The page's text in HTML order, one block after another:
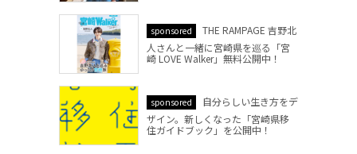
sponsored
THE RAMPAGE 吉野北
人さんと一緒に宮崎県を巡る「宮
崎 LOVE Walker」無料公開中！
sponsored
自分らしい生き方をデ
ザイン。新しくなった「宮崎県移
住ガイドブック」を公開中！